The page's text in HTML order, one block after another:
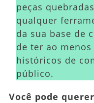
peças
qualquer
da sua base de
de ter ao
históricos de
público.
Você pode